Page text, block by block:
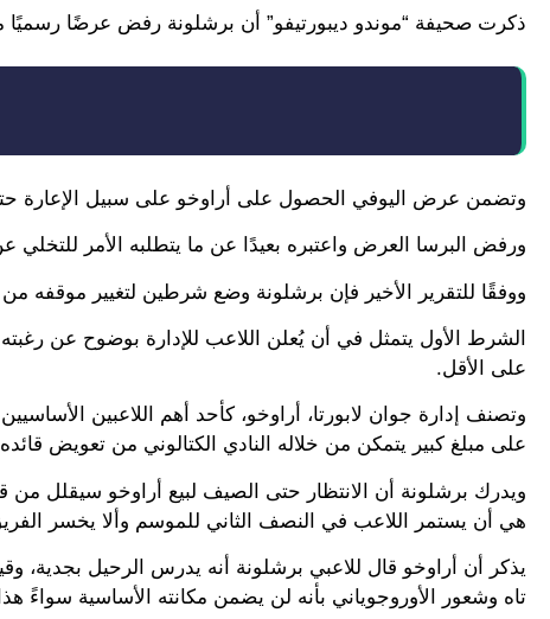
ذكرت صحيفة “موندو ديبورتيفو” أن برشلونة رفض عرضًا
وتضمن عرض اليوفي الحصول على أراوخو على سبيل الإعارة حتى نهاية
ورفض البرسا العرض واعتبره بعيدًا عن ما يتطلبه الأمر
ووفقًا للتقرير الأخير فإن برشلونة وضع شرطين لتغيير موقفه
على الأقل.
وتصنف إدارة جوان لابورتا، أراوخو، كأحد أهم اللاعبين
على مبلغ كبير يتمكن من خلاله النادي الكتالوني من تعويض قائده
هي أن يستمر اللاعب في النصف الثاني للموسم وألا يخسر
يذكر أن أراوخو قال للاعبي برشلونة أنه يدرس الرحيل
تاه وشعور الأوروجوياني بأنه لن يضمن مكانته الأساسية سواءً